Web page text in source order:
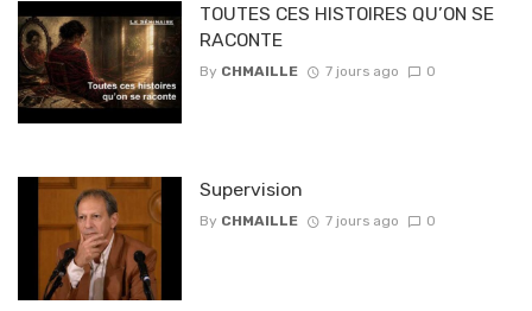
TOUTES CES HISTOIRES QU’ON SE
RACONTE
By CHMAILLE 7 jours ago 0
Supervision
By CHMAILLE 7 jours ago 0